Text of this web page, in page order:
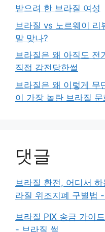
받으려 한 브라질 여성
브라질 vs 노르웨이 리
말 맞나?
브라질은 왜 아직도 전
직접 감전당한썰
브라질은 왜 이렇게 무
이 가장 놀란 브라질 문
댓글
브라질 환전, 어디서
라질 위조지폐 구별법
브라질 PIX 송금 가이드
- 브라질 썰